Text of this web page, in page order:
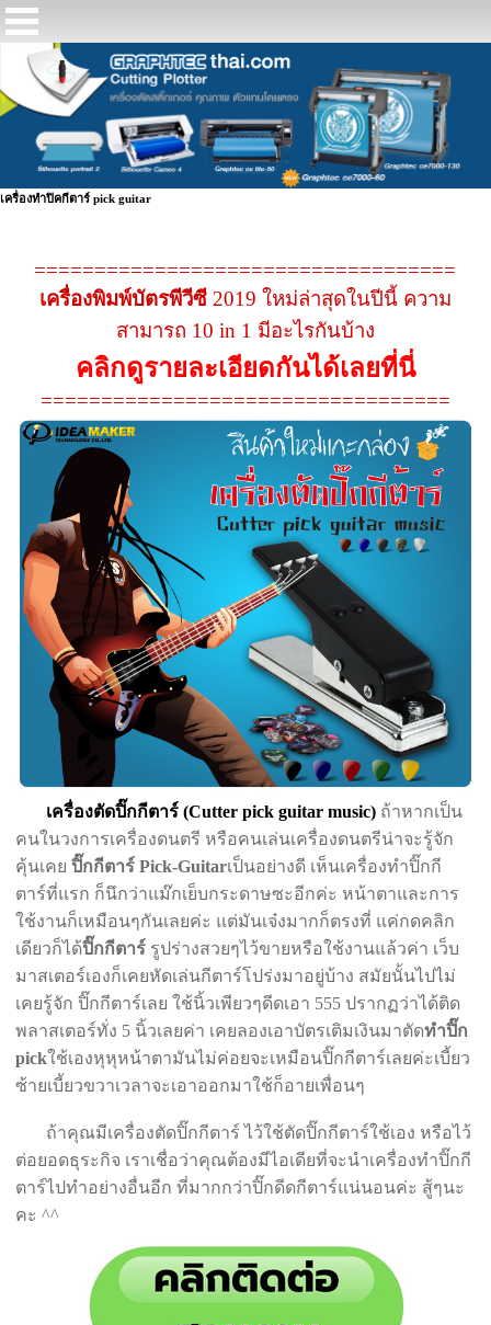
เครื่องทําปิคกีตาร์ pick guitar
===================================
เครื่องพิมพ์บัตรพีวีซี 2019 ใหม่ล่าสุดในปีนี้ ความ
สามารถ 10 in 1 มีอะไรกันบ้าง
คลิกดูรายละเอียดกันได้เลยที่นี่
==================================
เครื่องตัดปิ๊กกีตาร์ (Cutter pick guitar music) ถ้าหากเป็น
คนในวงการเครื่องดนตรี หรือคนเล่นเครื่องดนตรีน่าจะรู้จัก
คุ้นเคยปิ๊กกีตาร์ Pick-Guitarเป็นอย่างดี เห็นเครื่องทำปิ๊กกี
ตาร์ที่แรก ก็นึกว่าแม๊กเย็บกระดาษซะอีกค่ะ หน้าตาและการ
ใช้งานก็เหมือนๆกันเลยค่ะ แต่มันเจ๋งมากก็ตรงที่ แค่กดคลิก
เดียวก็ได้ปิ๊กกีตาร์ รูปร่างสวยๆไว้ขายหรือใช้งานแล้วค่า เว็บ
มาสเตอร์เองก็เคยหัดเล่นกีตาร์โปร่งมาอยู่บ้าง สมัยนั้นไปไม่
เคยรู้จัก ปิ๊กกีตาร์เลย ใช้นิ้วเพียวๆดีดเอา 555 ปรากฏว่าได้ติด
พลาสเตอร์ทั่ง 5 นิ้วเลยค่า เคยลองเอาบัตรเติมเงินมาตัดทำปิ๊ก
pickใช้เองหุหุหน้าตามันไม่ค่อยจะเหมือนปิ๊กกีตาร์เลยค่ะเบี้ยว
ซ้ายเบี้ยวขวาเวลาจะเอาออกมาใช้ก็อายเพื่อนๆ
ถ้าคุณมีเครื่องตัดปิ๊กกีตาร์ ไว้ใช้ตัดปิ๊กกีตาร์ใช้เอง หรือไว้
ต่อยอดธุระกิจ เราเชื่อว่าคุณต้องมีไอเดียที่จะนำเครื่องทำปิ๊กกี
ตาร์ไปทำอย่างอื่นอีก ที่มากกว่าปิ๊กดีดกีตาร์แน่นอนค่ะ สู้ๆนะ
คะ ^^